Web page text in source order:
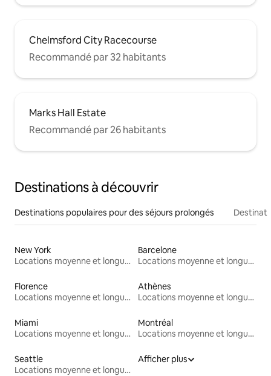
Chelmsford City Racecourse
Recommandé par 32 habitants
Marks Hall Estate
Recommandé par 26 habitants
Destinations à découvrir
Destinations populaires pour des séjours prolongés
New York
Locations moyenne et longue durée
Barcelone
Locations moyenne et longue durée
Florence
Locations moyenne et longue durée
Athènes
Locations moyenne et longue durée
Miami
Locations moyenne et longue durée
Montréal
Locations moyenne et longue durée
Seattle
Locations moyenne et longue durée
Afficher plus